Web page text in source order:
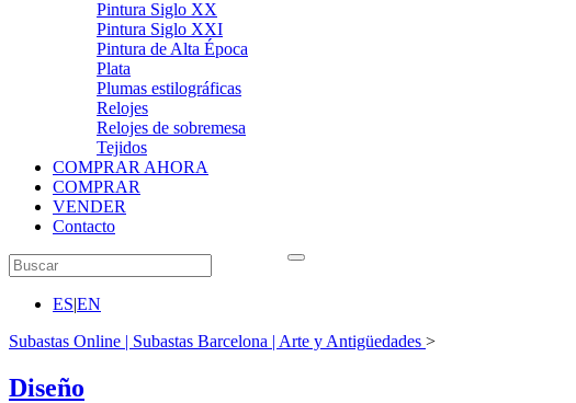
Pintura Siglo XX
Pintura Siglo XXI
Pintura de Alta Época
Plata
Plumas estilográficas
Relojes
Relojes de sobremesa
Tejidos
COMPRAR AHORA
COMPRAR
VENDER
Contacto
ES|EN
Subastas Online | Subastas Barcelona | Arte y Antigüedades >
Diseño